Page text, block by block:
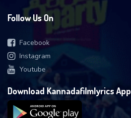
Follow Us On
Facebook
Instagram
Youtube
Download Kannadafilmlyrics App